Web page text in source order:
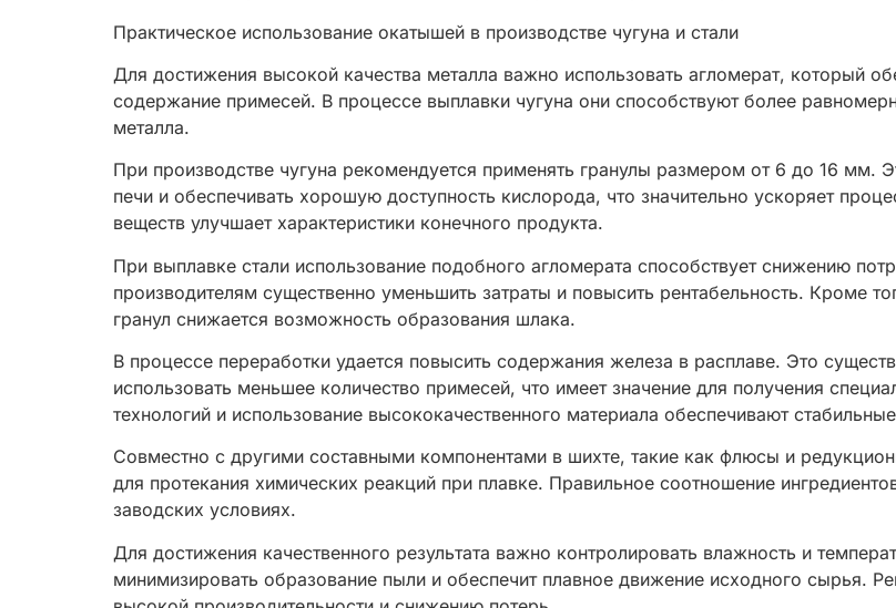
Практическое использование окатышей в производстве чугуна и стали
Для достижения высокой качества металла важно использовать агломерат, который
содержание примесей. В процессе выплавки чугуна они способствуют более
металла.
При производстве чугуна рекомендуется применять гранулы размером от 6 до 16 мм.
печи и обеспечивать хорошую доступность кислорода, что значительно ускоряет
веществ улучшает характеристики конечного продукта.
При выплавке стали использование подобного агломерата способствует снижению
производителям существенно уменьшить затраты и повысить рентабельность. Кроме
гранул снижается возможность образования шлака.
В процессе переработки удается повысить содержания железа в расплаве. Это
использовать меньшее количество примесей, что имеет значение для получения
технологий и использование высококачественного материала обеспечивают
Совместно с другими составными компонентами в шихте, такие как флюсы и
для протекания химических реакций при плавке. Правильное соотношение
заводских условиях.
Для достижения качественного результата важно контролировать влажность и
минимизировать образование пыли и обеспечит плавное движение исходного сырья.